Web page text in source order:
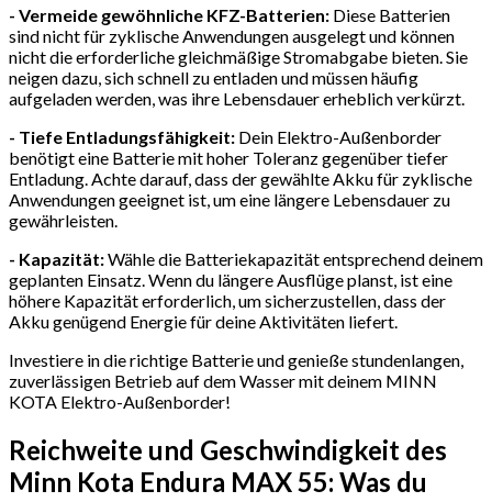
- Vermeide gewöhnliche KFZ-Batterien: Diese Batterien
sind nicht für zyklische Anwendungen ausgelegt und können
nicht die erforderliche gleichmäßige Stromabgabe bieten. Sie
neigen dazu, sich schnell zu entladen und müssen häufig
aufgeladen werden, was ihre Lebensdauer erheblich verkürzt.
- Tiefe Entladungsfähigkeit: Dein Elektro-Außenborder
benötigt eine Batterie mit hoher Toleranz gegenüber tiefer
Entladung. Achte darauf, dass der gewählte Akku für zyklische
Anwendungen geeignet ist, um eine längere Lebensdauer zu
gewährleisten.
- Kapazität:Wähle die Batteriekapazität entsprechend deinem
geplanten Einsatz. Wenn du längere Ausflüge planst, ist eine
höhere Kapazität erforderlich, um sicherzustellen, dass der
Akku genügend Energie für deine Aktivitäten liefert.
Investiere in die richtige Batterie und genieße stundenlangen,
zuverlässigen Betrieb auf dem Wasser mit deinem MINN
KOTA Elektro-Außenborder!
Reichweite und Geschwindigkeit des
Minn Kota Endura MAX 55: Was du